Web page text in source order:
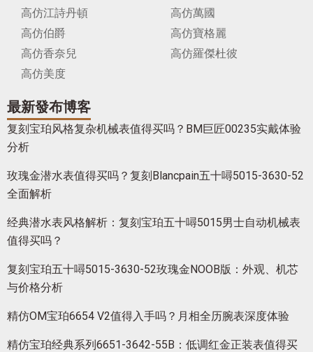
高仿江詩丹頓
高仿萬國
高仿伯爵
高仿寶格麗
高仿香奈兒
高仿羅傑杜彼
高仿美度
最新發布博客
复刻宝珀风格复杂机械表值得买吗？BM巨匠00235实戴体验
分析
玫瑰金潜水表值得买吗？复刻Blancpain五十噚5015-3630-52
全面解析
经典潜水表风格解析：复刻宝珀五十噚5015男士自动机械表
值得买吗？
复刻宝珀五十噚5015-3630-52玫瑰金NOOB版：外观、机芯
与价格分析
精仿OM宝珀6654 V2值得入手吗？月相全历腕表深度体验
精仿宝珀经典系列6651-3642-55B：低调红金正装表值得买